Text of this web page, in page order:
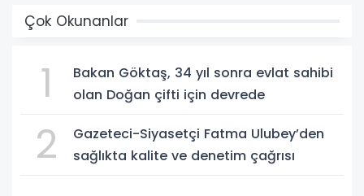
Çok Okunanlar
1
Bakan Göktaş, 34 yıl sonra evlat sahibi
olan Doğan çifti için devrede
2
Gazeteci-Siyasetçi Fatma Ulubey’den
sağlıkta kalite ve denetim çağrısı